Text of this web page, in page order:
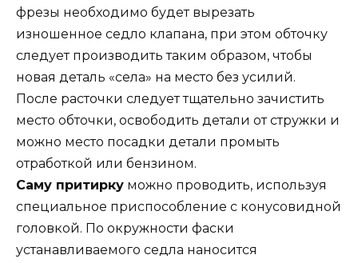
фрезы необходимо будет вырезать
изношенное седло клапана, при этом обточку
следует производить таким образом, чтобы
новая деталь «села» на место без усилий.
После расточки следует тщательно зачистить
место обточки, освободить детали от стружки и
можно место посадки детали промыть
отработкой или бензином.
Саму притирку можно проводить, используя
специальное приспособление с конусовидной
головкой. По окружности фаски
устанавливаемого седла наносится